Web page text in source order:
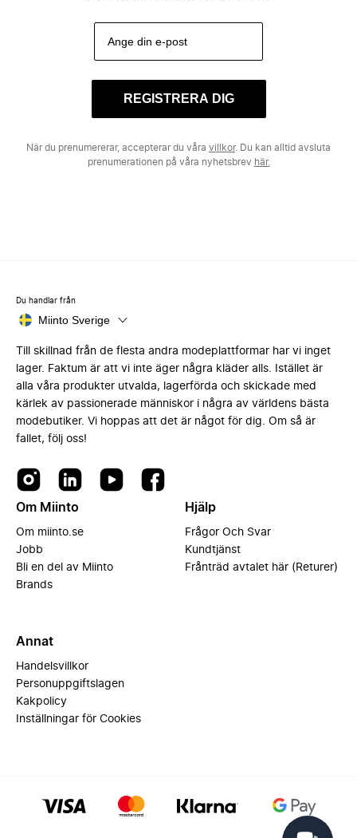
REGISTRERA DIG
När du prenumererar, accepterar du våra villkor. Du kan alltid avsluta
prenumerationen på våra nyhetsbrev här.
Du handlar från
Miinto Sverige
Till skillnad från de flesta andra modeplattformar har vi inget
lager. Faktum är att vi inte äger några kläder alls. Istället är
alla våra produkter utvalda, lagerförda och skickade med
kärlek av passionerade människor i några av världens bästa
modebutiker. Vi hoppas att det är något för dig. Om så är
fallet, följ oss!
Om Miinto
Om miinto.se
Jobb
Bli en del av Miinto
Brands
Hjälp
Frågor Och Svar
Kundtjänst
Frånträd avtalet här (Returer)
Annat
Handelsvillkor
Personuppgiftslagen
Kakpolicy
Inställningar för Cookies